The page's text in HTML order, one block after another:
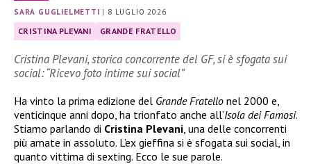
SARA GUGLIELMETTI | 8 LUGLIO 2026
CRISTINA PLEVANI GRANDE FRATELLO
Cristina Plevani, storica concorrente del GF, si è sfogata sui
social: “Ricevo foto intime sui social”
Ha vinto la prima edizione del Grande Fratello nel 2000 e,
venticinque anni dopo, ha trionfato anche all’Isola dei Famosi.
Stiamo parlando di Cristina Plevani , una delle concorrenti
più amate in assoluto. L’ex gieffina si è sfogata sui social, in
quanto vittima di sexting. Ecco le sue parole.